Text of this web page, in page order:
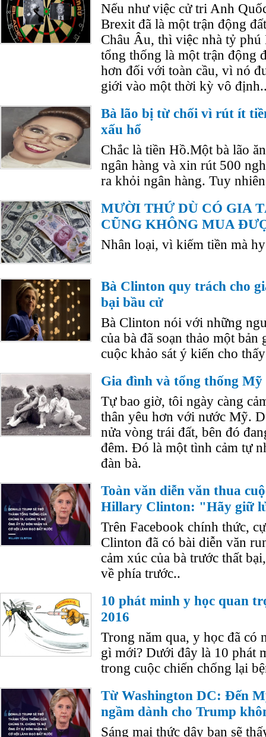
Nếu như việc cử tri Anh
Brexit đã là một trận động
Châu Âu, thì việc nhà tỷ
tổng thống là một trận động
hơn đối với toàn cầu, vì nó
giới vào một thời kỳ vô
Bà lão bị từ chối vì rút ít
xấu hổ
Chắc là tiền Hồ.Một bà lão
ngân hàng và xin rút 500
ra khỏi ngân hàng. Tuy
MƯỜI THỨ DÙ CÓ GIA
CŨNG KHÔNG MUA
Nhân loại, vì kiếm tiền mà
Bà Clinton quy trách cho
bại bầu cử
Bà Clinton nói với những
của bà đã soạn thảo một
cuộc khảo sát ý kiến cho
Gia đình và tổng thống Mỹ
Tự bao giờ, tôi ngày càng
thân yêu hơn với nước Mỹ.
nửa vòng trái đất, bên đó
đêm. Đó là một tình cảm tự
đàn bà.
Toàn văn diễn văn thua
Hillary Clinton: "Hãy giữ
Trên Facebook chính thức,
Clinton đã có bài diễn văn
cảm xúc của bà trước thất
về phía trước..
10 phát minh y học quan
2016
Trong năm qua, y học đã có
gì mới? Dưới đây là 10 phát
trong cuộc chiến chống lại
Từ Washington DC: Đến
ngầm dành cho Trump
Sáng mai thức dậy bạn sẽ